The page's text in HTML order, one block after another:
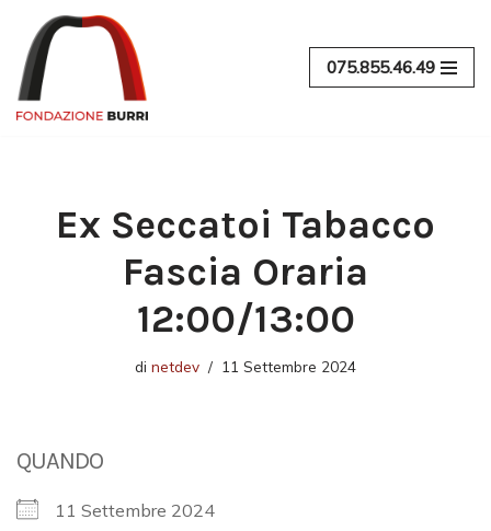
Vai
al
contenuto
075.855.46.49
Ex Seccatoi Tabacco
Fascia Oraria
12:00/13:00
di netdev 11 Settembre 2024
QUANDO
11 Settembre 2024